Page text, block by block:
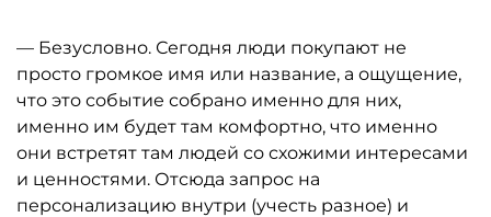
— Безусловно. Сегодня люди покупают не
просто громкое имя или название, а ощущение,
что это событие собрано именно для них,
именно им будет там комфортно, что именно
они встретят там людей со схожими интересами
и ценностями. Отсюда запрос на
персонализацию внутри (учесть разное) и